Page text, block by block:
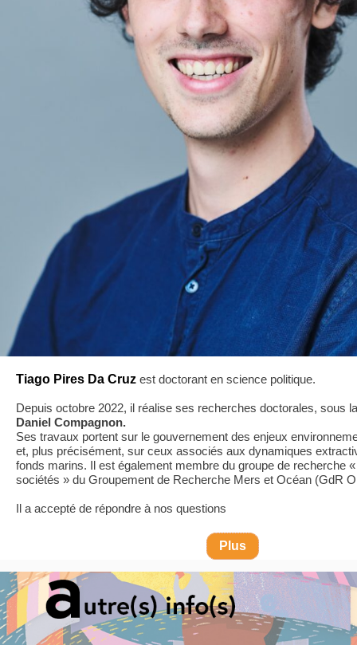
Tiago Pires Da Cruz est doctorant en science politique.
Depuis octobre 2022, il réalise ses recherches doctorales, sous
Daniel Compagnon.
Ses travaux portent sur le gouvernement des enjeux
et, plus précisément, sur ceux associés aux dynamiques
fonds marins. Il est également membre du groupe de recherche
sociétés » du Groupement de Recherche Mers et Océan (GdR
Il a accepté de répondre à nos questions
Plus